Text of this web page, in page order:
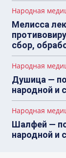
Народная
Мелисса
сбор,
Народная
Душица —
народной и
Народная
Шалфей —
народной и